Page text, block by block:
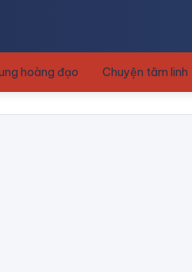
hoàng đạo Chuyện tâm linh